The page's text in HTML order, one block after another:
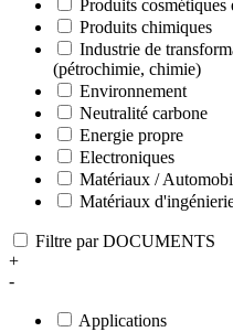
Produits cosmétiques
Produits chimiques
Industrie de
(pétrochimie, chimie)
Environnement
Neutralité carbone
Energie propre
Electroniques
Matériaux /
Matériaux
Filtre par DOCUMENTS
+
-
Applications